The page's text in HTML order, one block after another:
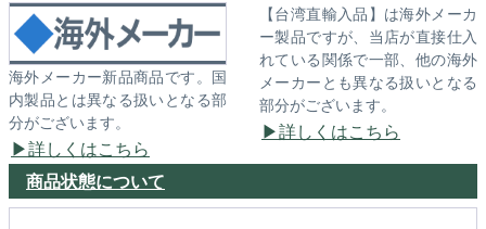
海外メーカー新品商品です。国
内製品とは異なる扱いとなる部
分がございます。
詳しくはこちら
【台湾直輸入品】は海外メーカ
ー製品ですが、当店が直接仕入
れている関係で一部、他の海外
メーカーとも異なる扱いとなる
部分がございます。
詳しくはこちら
商品状態について